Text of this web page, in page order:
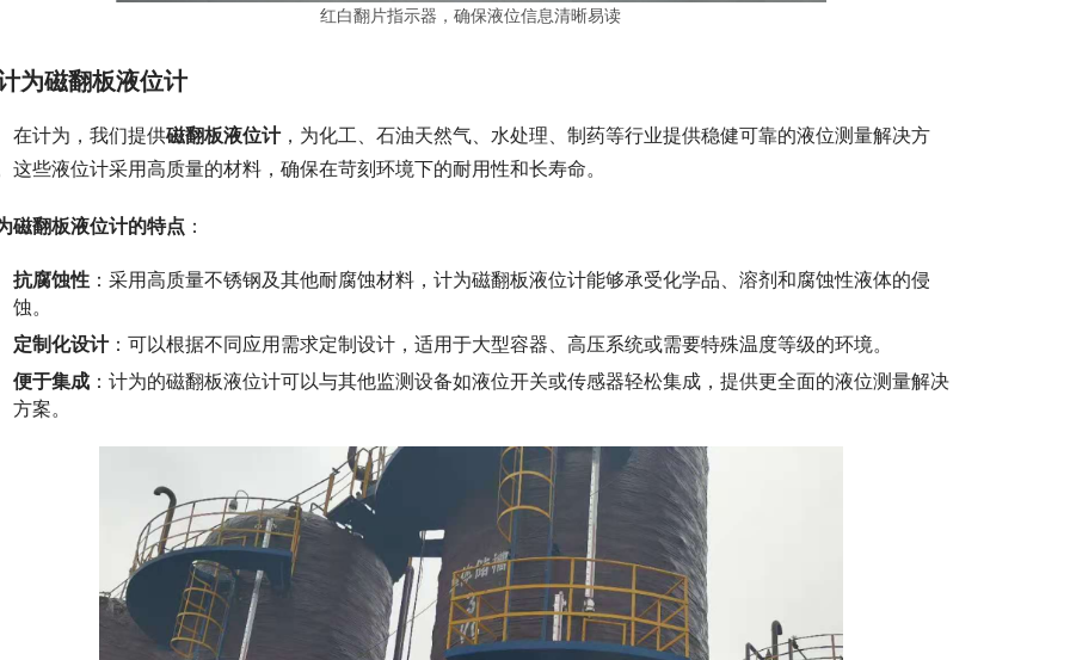
红白翻片指示器，确保液位信息清晰易读
为磁翻板液位计
计为，我们提供磁翻板液位计，为化工、石油天然气、水处理、制药等行业提供稳健可靠的液位测量解决方
这些液位计采用高质量的材料，确保在苛刻环境下的耐用性和长寿命。
磁翻板液位计的特点 ：
抗腐蚀性 ：采用高质量不锈钢及其他耐腐蚀材料，计为磁翻板液位计能够承受化学品、溶剂和腐蚀性液体的侵
蚀。
定制化设计：可以根据不同应用需求定制设计，适用于大型容器、高压系统或需要特殊温度等级的环境。
便于集成 ：计为的磁翻板液位计可以与其他监测设备如液位开关或传感器轻松集成，提供更全面的液位测量解决
方案。